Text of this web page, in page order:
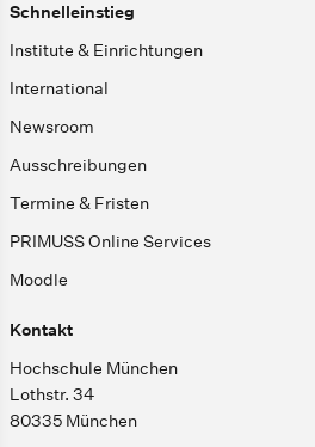
Schnelleinstieg
Institute & Einrichtungen
International
Newsroom
Ausschreibungen
Termine & Fristen
PRIMUSS Online Services
Moodle
Kontakt
Hochschule München
Lothstr. 34
80335 München